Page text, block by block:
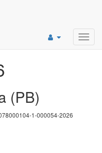
(PB)
1-000054-2026